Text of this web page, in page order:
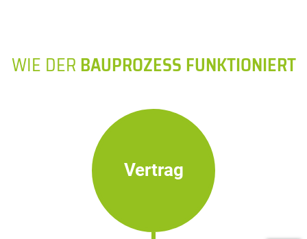
WIE DERBAUPROZESS FUNKTIONIERT
Vertrag